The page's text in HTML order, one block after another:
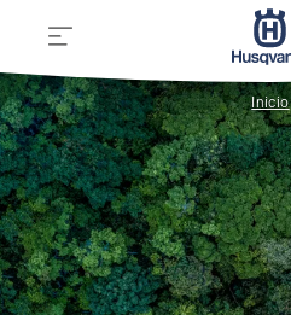
Inicio